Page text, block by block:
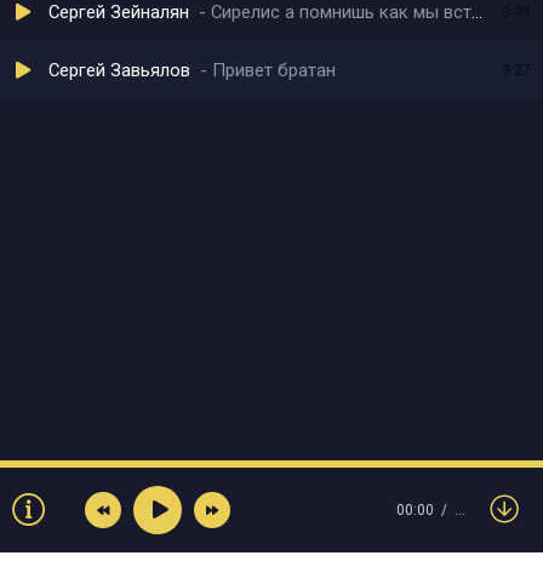
Сергей Зейналян Сирелис а помнишь как мы встретились
Сергей Завьялов Привет братан 3:27
00:00 …